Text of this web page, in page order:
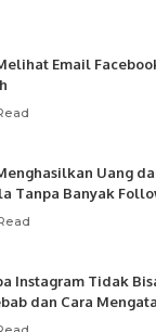
Email
Uang
Tanpa Banyak
Instagram Tidak
dan Cara